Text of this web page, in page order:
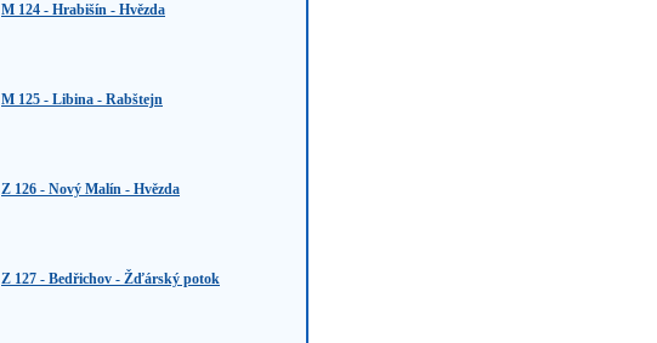
M 124 - Hrabišín - Hvězda
M 125 - Libina - Rabštejn
Z 126 - Nový Malín - Hvězda
Z 127 - Bedřichov - Žďárský potok